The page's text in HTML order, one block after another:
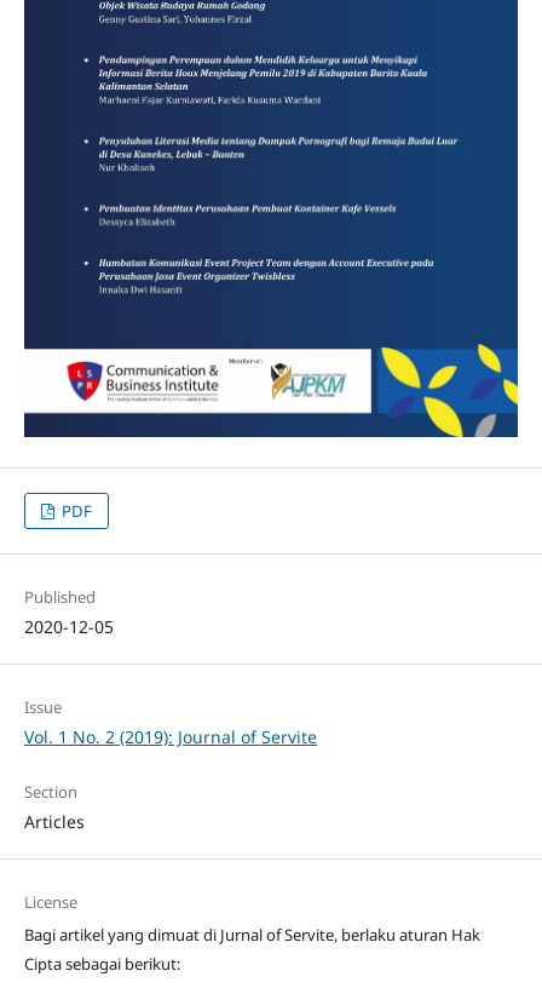
PDF
Published
2020-12-05
Issue
Vol. 1 No. 2 (2019): Journal of Servite
Section
Articles
License
Bagi artikel yang dimuat di Jurnal of Servite, berlaku aturan Hak
Cipta sebagai berikut: